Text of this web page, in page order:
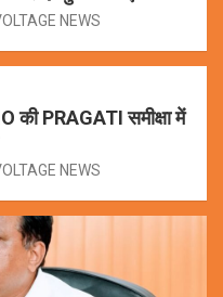
NEWS
की PRAGATI समीक्षा में
NEWS